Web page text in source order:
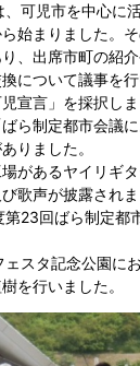
可児市を中心に
始まりました。
、出席市町の紹
について議事を行
宣言」を採択しま
ら制定都市会議
りました。
があるヤイリギ
歌声が披露されま
23回ばら制定都
スタ記念公園に
を行いました。